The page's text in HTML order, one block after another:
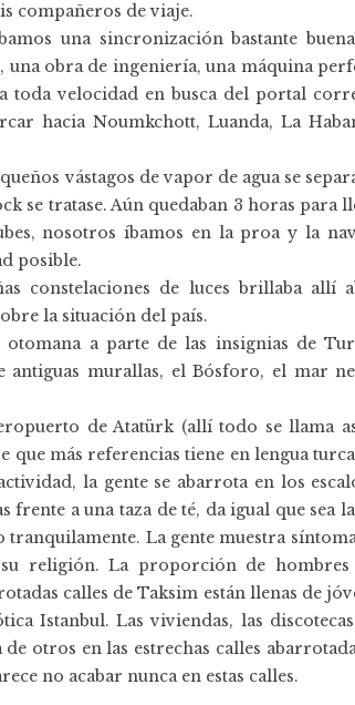
compañeros de viaje.
una sincronización bastante
obra de ingeniería, una máquina
toda velocidad en busca del portal
hacia Noumkchott, Luanda, La
vástagos de vapor de agua se
se tratase. Aún quedaban 3 horas para
nosotros íbamos en la proa y la
posible.
constelaciones de luces brillaba allí
la situación del país.
a parte de las insignias de
antiguas murallas, el Bósforo, el mar
de Atatürk (allí todo se llama
más referencias tiene en lengua
la gente se abarrota en los
frente a una taza de té, da igual que sea
La gente muestra
religión. La proporción de hombres
calles de Taksim están llenas de
Istanbul. Las viviendas, las
otros en las estrechas calles
no acabar nunca en estas calles.